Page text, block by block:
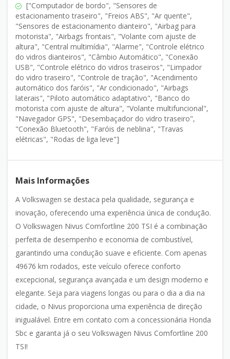
["Computador de bordo", "Sensores de
estacionamento traseiro", "Freios ABS", "Ar quente",
"Sensores de estacionamento dianteiro", "Airbag para
motorista", "Airbags frontais", "Volante com ajuste de
altura", "Central multimídia", "Alarme", "Controle elétrico
do vidros dianteiros", "Câmbio Automático", "Conexão
USB", "Controle elétrico do vidros traseiros", "Limpador
do vidro traseiro", "Controle de tração", "Acendimento
automático dos faróis", "Ar condicionado", "Airbags
laterais", "Piloto automático adaptativo", "Banco do
motorista com ajuste de altura", "Volante multifuncional",
"Navegador GPS", "Desembaçador do vidro traseiro",
"Conexão Bluetooth", "Faróis de neblina", "Travas
elétricas", "Rodas de liga leve"]
Mais Informações
A Volkswagen se destaca pela qualidade, segurança e
inovação, oferecendo uma experiência única de condução.
O Volkswagen Nivus Comfortline 200 TSI é a combinação
perfeita de desempenho e economia de combustível,
garantindo uma condução suave e eficiente. Com apenas
49676 km rodados, este veículo oferece conforto
excepcional, segurança avançada e um design moderno e
elegante. Seja para viagens longas ou para o dia a dia na
cidade, o Nivus proporciona uma experiência de direção
inigualável. Entre em contato com a concessionária Honda
Sbc e garanta já o seu Volkswagen Nivus Comfortline 200
TSI!